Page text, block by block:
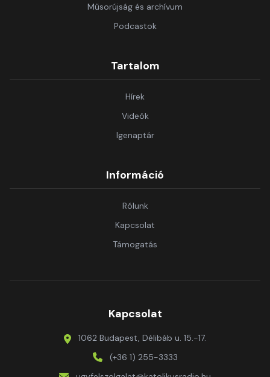
Műsorújság és archívum
Podcastok
Tartalom
Hírek
Videók
Igenaptár
Információ
Rólunk
Kapcsolat
Támogatás
Kapcsolat
1062 Budapest, Délibáb u. 15.-17.
(+36 1) 255-3333